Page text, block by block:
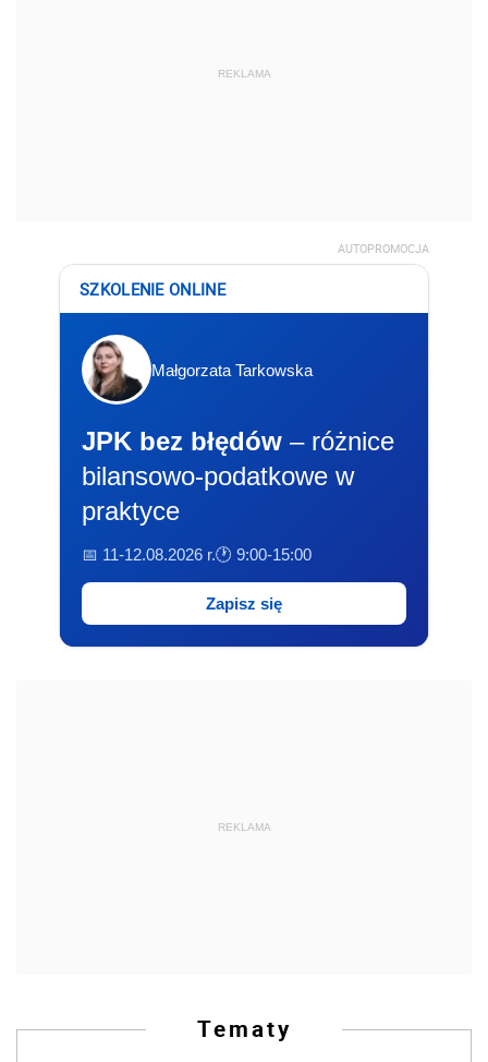
REKLAMA
AUTOPROMOCJA
SZKOLENIE ONLINE
Małgorzata Tarkowska
JPK bez błędów – różnice
bilansowo-podatkowe w
praktyce
📅 11-12.08.2026 r.🕐 9:00-15:00
Zapisz się
REKLAMA
Tematy